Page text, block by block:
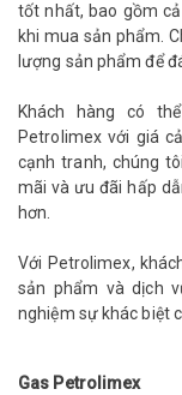
tốt nhất, bao gồm
khi mua sản phẩm.
lượng sản phẩm để
Khách hàng có
Petrolimex với giá
cạnh tranh, chúng
mãi và ưu đãi hấp
hơn.
Với Petrolimex,
sản phẩm và dịch
nghiệm sự khác biệt
Gas Petrolimex